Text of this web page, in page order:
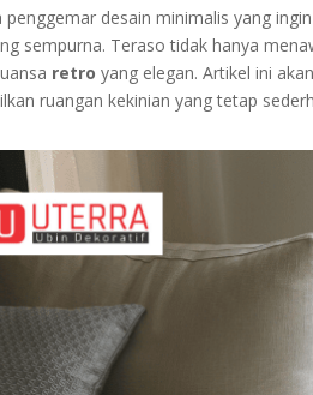
penggemar desain minimalis yang
sempurna. Teraso tidak hanya
retroyang elegan. Artikel ini
ruangan kekinian yang tetap